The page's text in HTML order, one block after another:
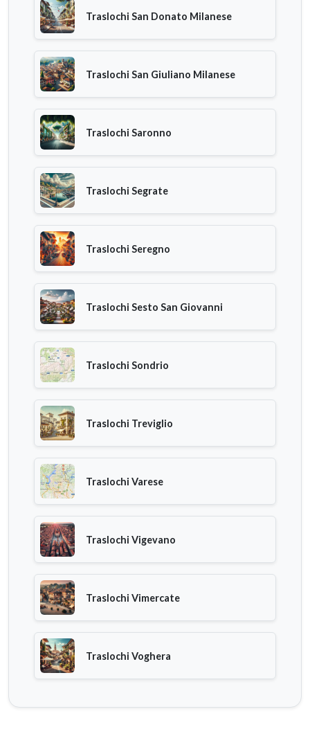
Traslochi San Donato Milanese
Traslochi San Giuliano Milanese
Traslochi Saronno
Traslochi Segrate
Traslochi Seregno
Traslochi Sesto San Giovanni
Traslochi Sondrio
Traslochi Treviglio
Traslochi Varese
Traslochi Vigevano
Traslochi Vimercate
Traslochi Voghera